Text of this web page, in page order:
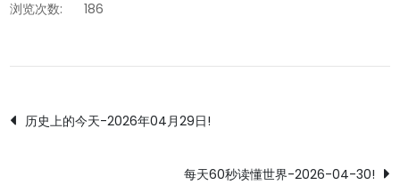
浏览次数: 186
文
历史上的今天-2026年04月29日!
每天60秒读懂世界-2026-04-30!